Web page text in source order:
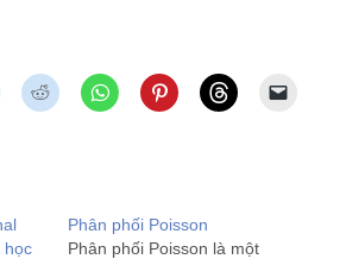
học
Phân phối Poisson
Phân phối Poisson là một